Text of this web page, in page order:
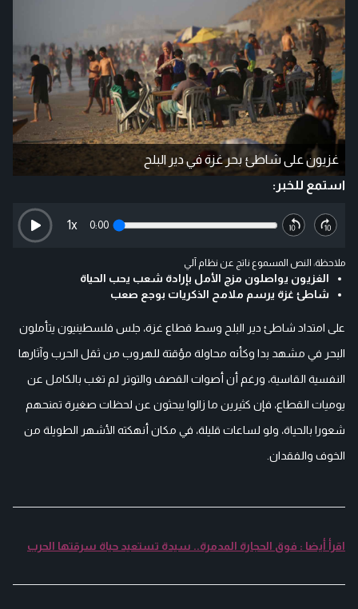
غزيون على شاطئ بحر غزة في دير البلح
استمع للخبر:
0:00
1x
ملاحظة: النص المسموع ناتج عن نظام آلي
الغزيون يواصلون مزج الأمل بإرادة شعب يحب الحياة
شاطئ غزة يرسم ملامح الذكريات بوجع صعب
على امتداد شاطئ دير البلح وسط قطاع غزة، جلس فلسطينيون يتأملون
البحر في مشهد بدا وكأنه محاولة مؤقتة للهروب من ثقل الحرب وآثارها
النفسية القاسية، ورغم أن أصوات القصف والتوتر لم تغب بالكامل عن
يوميات القطاع، فإن كثيرين ما زالوا يبحثون عن لحظات صغيرة تمنحهم
شعورا بالحياة، ولو لساعات قليلة، في مكان أنهكته الأشهر الطويلة من
الخوف والفقدان.
اقرأ أيضا : فوق الحجارة المدمرة.. سيدة تستعيد حياة سرقتها الحرب